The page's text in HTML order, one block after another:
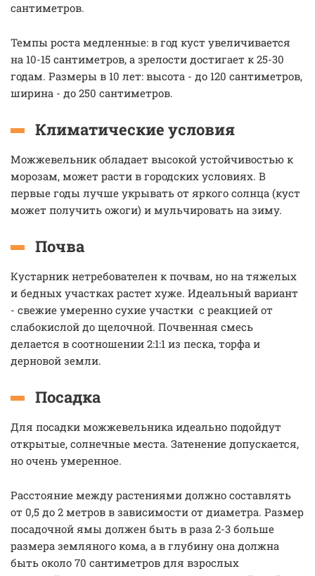
сантиметров.
Темпы роста медленные: в год куст увеличивается
на 10-15 сантиметров, а зрелости достигает к 25-30
годам. Размеры в 10 лет: высота - до 120 сантиметров,
ширина - до 250 сантиметров.
Климатические условия
Можжевельник обладает высокой устойчивостью к
морозам, может расти в городских условиях. В
первые годы лучше укрывать от яркого солнца (куст
может получить ожоги) и мульчировать на зиму.
Почва
Кустарник нетребователен к почвам, но на тяжелых
и бедных участках растет хуже. Идеальный вариант
- свежие умеренно сухие участки с реакцией от
слабокислой до щелочной. Почвенная смесь
делается в соотношении 2:1:1 из песка, торфа и
дерновой земли.
Посадка
Для посадки можжевельника идеально подойдут
открытые, солнечные места. Затенение допускается,
но очень умеренное.
Расстояние между растениями должно составлять
от 0,5 до 2 метров в зависимости от диаметра. Размер
посадочной ямы должен быть в раза 2-3 больше
размера земляного кома, а в глубину она должна
быть около 70 сантиметров для взрослых